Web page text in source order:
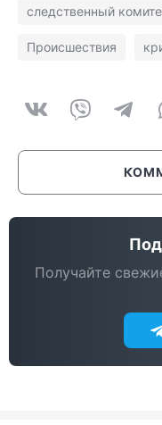
следственный
Происшествия
Получайте